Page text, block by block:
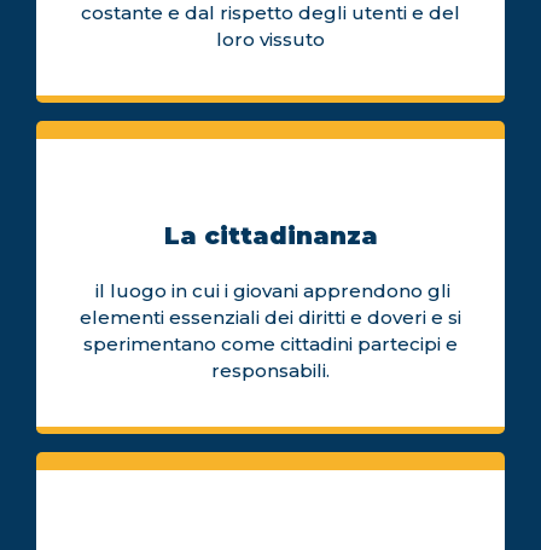
costante e dal rispetto degli utenti e del
loro vissuto
La cittadinanza
il luogo in cui i giovani apprendono gli
elementi essenziali dei diritti e doveri e si
sperimentano come cittadini partecipi e
responsabili.